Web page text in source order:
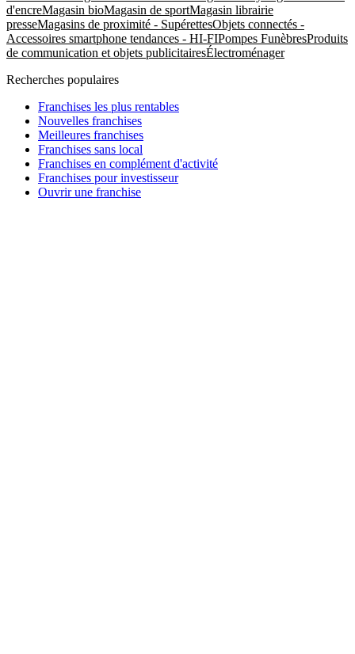
d'encreMagasin bioMagasin de sportMagasin librairie
presseMagasins de proximité - SupérettesObjets connectés -
Accessoires smartphone tendances - HI-FIPompes FunèbresProduits
de communication et objets publicitairesÉlectroménager
Recherches populaires
Franchises les plus rentables
Nouvelles franchises
Meilleures franchises
Franchises sans local
Franchises en complément d'activité
Franchises pour investisseur
Ouvrir une franchise